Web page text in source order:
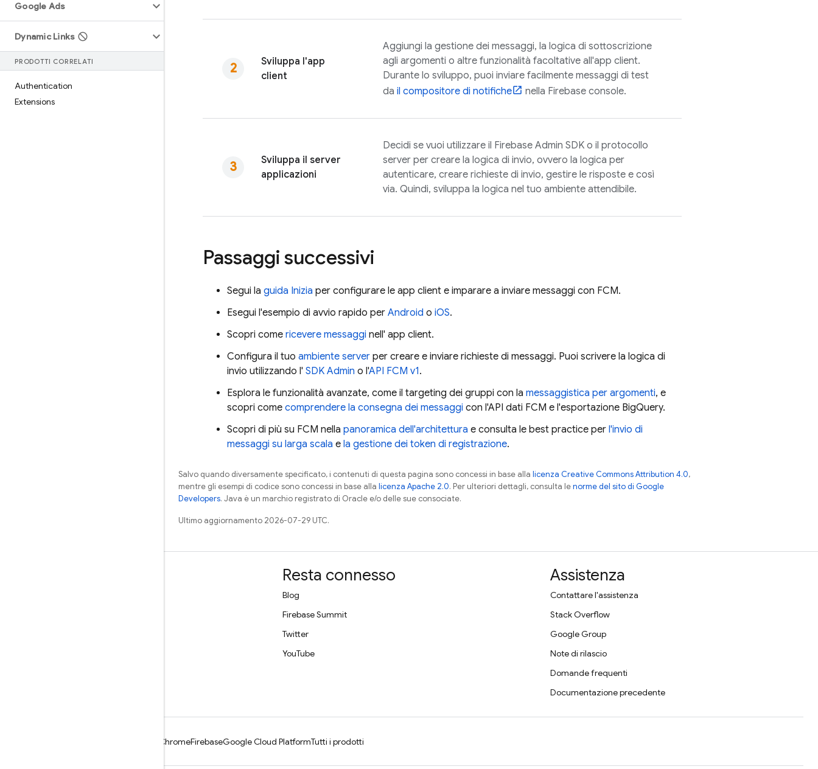
Google Ads
Dynamic Links
PRODOTTI CORRELATI
Authentication
Extensions
Sviluppa l'app
client
Aggiungi la gestione dei messaggi, la logica di sottoscrizione
agli argomenti o altre funzionalità facoltative all'app client.
Durante lo sviluppo, puoi inviare facilmente messaggi di test
da il compositore di notifiche nella Firebase console.
Sviluppa il server
applicazioni
Decidi se vuoi utilizzare il Firebase Admin SDK o il protocollo
server per creare la logica di invio, ovvero la logica per
autenticare, creare richieste di invio, gestire le risposte e così
via. Quindi, sviluppa la logica nel tuo ambiente attendibile.
Passaggi successivi
Segui la guida Inizia per configurare le app client e imparare a inviare messaggi con FCM.
Esegui l'esempio di avvio rapido per Android o iOS.
Scopri come ricevere messaggi nell' app client.
Configura il tuo ambiente server per creare e inviare richieste di messaggi. Puoi scrivere la logica di
invio utilizzando l' SDK Admin o l'API FCM v1.
Esplora le funzionalità avanzate, come il targeting dei gruppi con la messaggistica per argomenti, e
scopri come comprendere la consegna dei messaggi con l'API dati FCM e l'esportazione BigQuery.
Scopri di più su FCM nella panoramica dell'architettura e consulta le best practice per l'invio di
messaggi su larga scala e la gestione dei token di registrazione.
Salvo quando diversamente specificato, i contenuti di questa pagina sono concessi in base alla licenza Creative Commons Attribution 4.0,
mentre gli esempi di codice sono concessi in base alla licenza Apache 2.0. Per ulteriori dettagli, consulta lenorme del sito di Google
Developers. Java è un marchio registrato di Oracle e/o delle sue consociate.
Ultimo aggiornamento 2026-07-29 UTC.
Resta connesso
Blog
Firebase Summit
Twitter
YouTube
Assistenza
Contattare l'assistenza
Stack Overflow
Google Group
Note di rilascio
Domande frequenti
Documentazione precedente
ChromeFirebaseGoogle Cloud PlatformTutti i prodotti